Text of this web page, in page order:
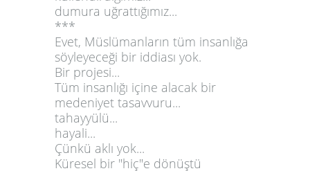
dumura uğrattığımız...
***
Evet, Müslümanların tüm insanlığa
söyleyeceği bir iddiası yok.
Bir projesi...
Tüm insanlığı içine alacak bir
medeniyet tasavvuru...
tahayyülü...
hayali...
Çünkü aklı yok...
Küresel bir "hiç"e dönüştü